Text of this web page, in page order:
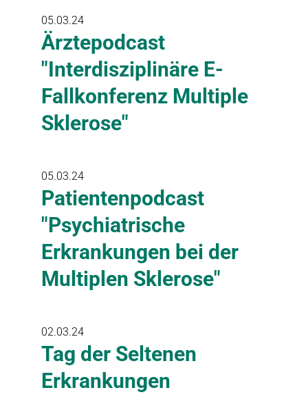
05.03.24
Ärztepodcast
"Interdisziplinäre E-
Fallkonferenz Multiple
Sklerose"
05.03.24
Patientenpodcast
"Psychiatrische
Erkrankungen bei der
Multiplen Sklerose"
02.03.24
Tag der Seltenen
Erkrankungen